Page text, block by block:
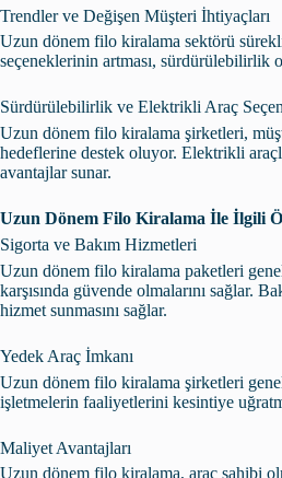
Trendler ve Değişen Müşteri İhtiyaçları
Uzun dönem filo kiralama sektörü
seçeneklerinin artması, sürdürülebilirlik
Sürdürülebilirlik ve Elektrikli Araç
Uzun dönem filo kiralama şirketleri,
hedeflerine destek oluyor. Elektrikli
avantajlar sunar.
Uzun Dönem Filo Kiralama İle İlgili
Sigorta ve Bakım Hizmetleri
Uzun dönem filo kiralama paketleri
karşısında güvende olmalarını sağlar.
hizmet sunmasını sağlar.
Yedek Araç İmkanı
Uzun dönem filo kiralama şirketleri
işletmelerin faaliyetlerini kesintiye
Maliyet Avantajları
Uzun dönem filo kiralama, araç sahibi